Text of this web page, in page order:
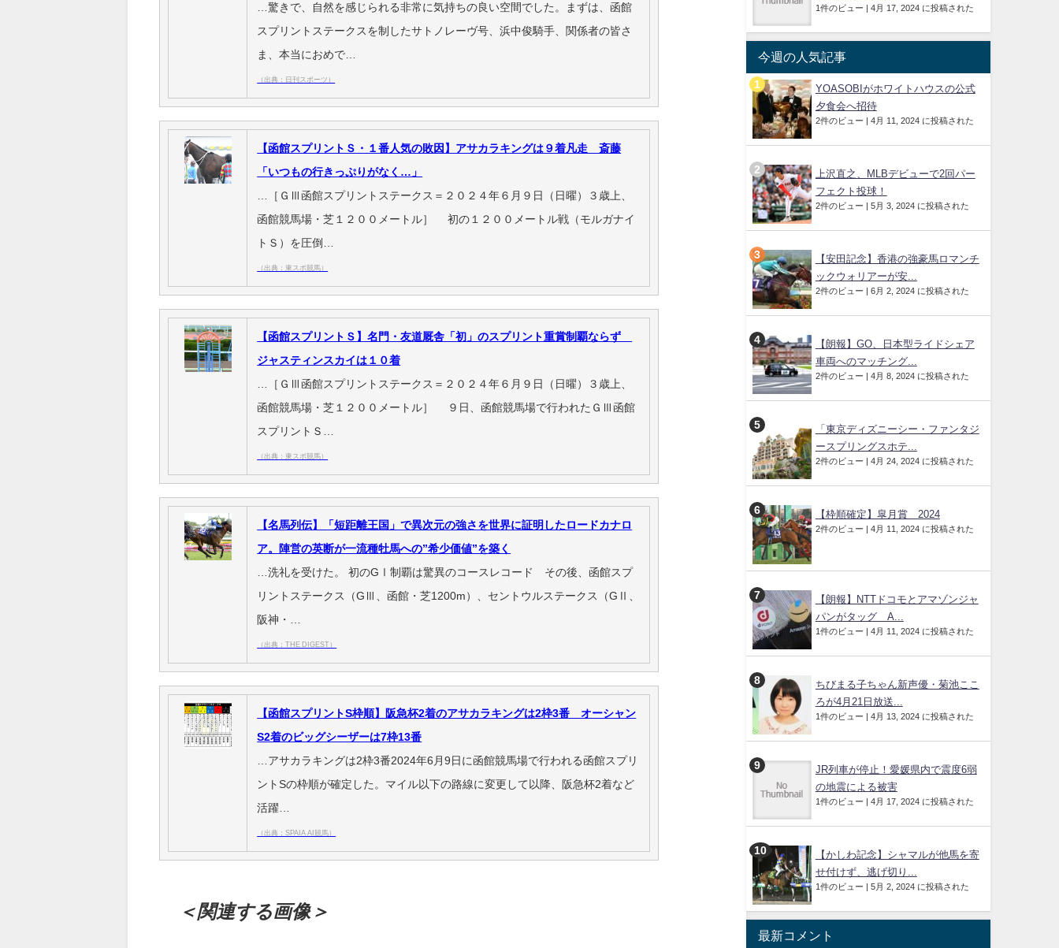
…驚きで、自然を感じられる非常に気持ちの良い空間でした。まずは、函館
スプリントステークスを制したサトノレーヴ号、浜中俊騎手、関係者の皆さ
ま、本当におめで…
（出典：日刊スポーツ）
【函館スプリントＳ・１番人気の敗因】アサカラキングは９着凡走 斎藤
「いつもの行きっぷりがなく…」
…［ＧⅢ函館スプリントステークス＝２０２４年６月９日（日曜）３歳上、
函館競馬場・芝１２００メートル］ 初の１２００メートル戦（モルガナイ
トＳ）を圧倒…
（出典：東スポ競馬）
【函館スプリントＳ】名門・友道厩舎「初」のスプリント重賞制覇ならず
ジャスティンスカイは１０着
…［ＧⅢ函館スプリントステークス＝２０２４年６月９日（日曜）３歳上、
函館競馬場・芝１２００メートル］ ９日、函館競馬場で行われたＧⅢ函館
スプリントＳ…
（出典：東スポ競馬）
【名馬列伝】「短距離王国」で異次元の強さを世界に証明したロードカナロ
ア。陣営の英断が一流種牡馬への”希少価値”を築く
…洗礼を受けた。 初のGⅠ制覇は驚異のコースレコード その後、函館スプ
リントステークス（GⅢ、函館・芝1200m）、セントウルステークス（GⅡ、
阪神・…
（出典：THE DIGEST）
【函館スプリントS枠順】阪急杯2着のアサカラキングは2枠3番 オーシャン
S2着のビッグシーザーは7枠13番
…アサカラキングは2枠3番2024年6月9日に函館競馬場で行われる函館スプリ
ントSの枠順が確定した。マイル以下の路線に変更して以降、阪急杯2着など
活躍…
（出典：SPAIA AI競馬）
＜関連する画像＞
1件のビュー | 4月 17, 2024 に投稿された
今週の人気記事
YOASOBIがホワイトハウスの公式
夕食会へ招待
2件のビュー | 4月 11, 2024 に投稿された
上沢直之、MLBデビューで2回パー
フェクト投球！
2件のビュー | 5月 3, 2024 に投稿された
【安田記念】香港の強豪馬ロマンチ
ックウォリアーが安...
2件のビュー | 6月 2, 2024 に投稿された
【朗報】GO、日本型ライドシェア
車両へのマッチング...
2件のビュー | 4月 8, 2024 に投稿された
「東京ディズニーシー・ファンタジ
ースプリングスホテ...
2件のビュー | 4月 24, 2024 に投稿された
【枠順確定】皐月賞 2024
2件のビュー | 4月 11, 2024 に投稿された
【朗報】NTTドコモとアマゾンジャ
パンがタッグ A...
1件のビュー | 4月 11, 2024 に投稿された
ちびまる子ちゃん新声優・菊池ここ
ろが4月21日放送...
1件のビュー | 4月 13, 2024 に投稿された
JR列車が停止！愛媛県内で震度6弱
の地震による被害
1件のビュー | 4月 17, 2024 に投稿された
【かしわ記念】シャマルが他馬を寄
せ付けず、逃げ切り...
1件のビュー | 5月 2, 2024 に投稿された
最新コメント